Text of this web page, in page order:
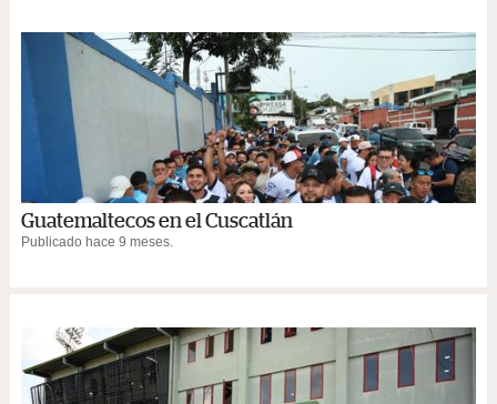
Guatemaltecos en el Cuscatlán
Publicado hace 9 meses.